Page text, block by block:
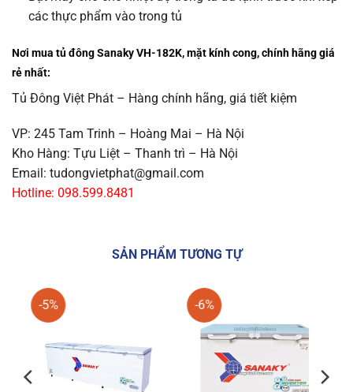
các thực phẩm vào trong tủ
Nơi mua tủ đông Sanaky VH-182K, mặt kính cong, chính hãng giá
rẻ nhất:
Tủ Đông Việt Phát – Hàng chính hãng, giá tiết kiệm
VP: 245 Tam Trinh – Hoàng Mai – Hà Nội
Kho Hàng: Tựu Liệt – Thanh trì – Hà Nội
Email: tudongvietphat@gmail.com
Hotline: 098.599.8481
SẢN PHẨM TƯƠNG TỰ
-5% -6%